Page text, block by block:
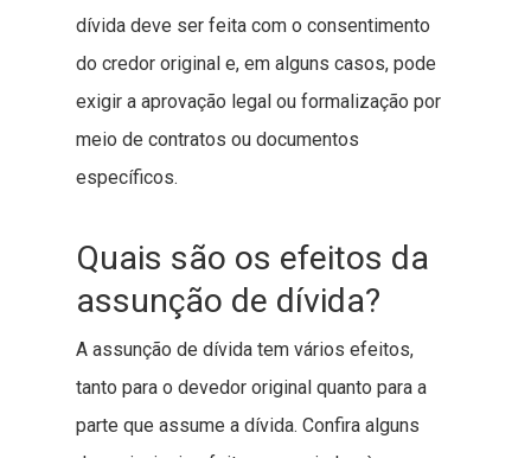
dívida deve ser feita com o consentimento
do credor original e, em alguns casos, pode
exigir a aprovação legal ou formalização por
meio de contratos ou documentos
específicos.
Quais são os efeitos da
assunção de dívida?
A assunção de dívida tem vários efeitos,
tanto para o devedor original quanto para a
parte que assume a dívida. Confira alguns